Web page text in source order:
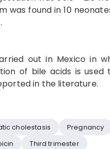
was found in 10
out in Mexico in
of bile acids is used
in the literature.
cholestasis Pregnancy
Third trimester